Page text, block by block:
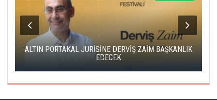
ALTIN PORTAKAL JÜRİSİNE DERVİŞ ZAİM BAŞKANLIK
EDECEK